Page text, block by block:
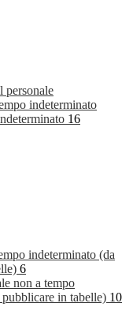
personale
indeterminato
16
indeterminato (da
6
non a tempo
in tabelle) 10